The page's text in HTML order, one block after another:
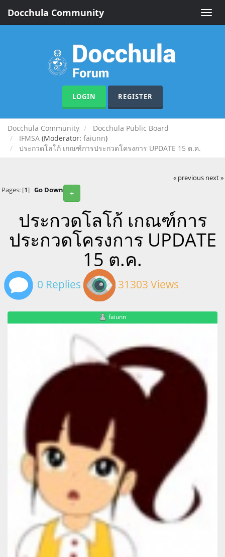
Toggle
Docchula Community
LOGIN REGISTER
Docchula Community
Docchula Public Board
IFMSA (Moderator: faiunn)
ประกวดโลโก้ เกณฑ์การประกวดโครงการ UPDATE 15 ต.ค.
« previous next »
+
Pages: [1] Go Down
ประกวดโลโก้ เกณฑ์การ
ประกวดโครงการ UPDATE
15 ต.ค.
0 Replies 31303 Views
faiunn